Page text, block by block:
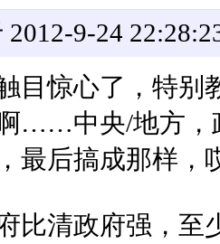
2012-9-24
目惊心了，特别
……中央/地方，
最后搞成那样，
比清政府强，至